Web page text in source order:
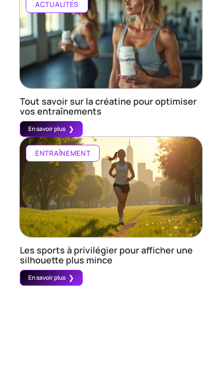
ACTUALITÉS
Tout savoir sur la créatine pour optimiser
vos entraînements
En savoir plus
ENTRAÎNEMENT
Les sports à privilégier pour afficher une
silhouette plus mince
En savoir plus